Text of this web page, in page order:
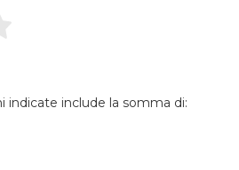
indicate include la somma di: